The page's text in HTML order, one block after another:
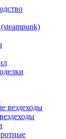
вездеходы